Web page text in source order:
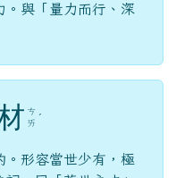
。與「量力而行、深
ㄘ
ㄞ ˊ
。形容當世少有，極